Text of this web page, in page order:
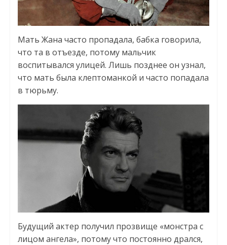
Мать Жана часто пропадала, бабка говорила,
что та в отъезде, потому мальчик
воспитывался улицей. Лишь позднее он узнал,
что мать была клептоманкой и часто попадала
в тюрьму.
Будущий актер получил прозвище «монстра с
лицом ангела», потому что постоянно дрался,